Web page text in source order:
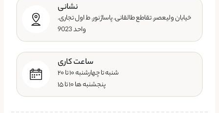
نشانی
خیابان ولیعصر. تقاطع طالقانی. پاساژ نور. ط اول تجاری.
واحد 9023
ساعت کاری
شنبه تا چهارشنبه ۱۰ تا ۲۰
پنجشنبه ها ۱۰ تا ۱۵